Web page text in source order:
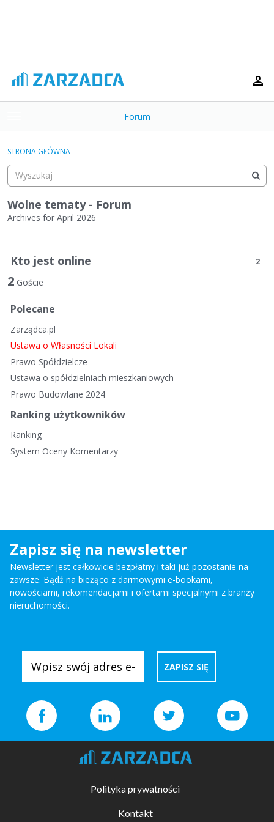
o
g
e
m
e
n
Forum
Kategorie
Dyskusje
Aktywność
STRONA GŁÓWNA
Wolne tematy - Forum
Archives for April 2026
s
t
d
s
k
u
s
n
Kto jest online 2
2 Goście
Polecane
Zarządca.pl
Ustawa o Własności Lokali
Prawo Spółdzielcze
Ustawa o spółdzielniach mieszkaniowych
Prawo Budowlane 2024
Ranking użytkowników
Ranking
System Oceny Komentarzy
Zapisz się na newsletter
Newsletter jest całkowicie bezpłatny i taki już pozostanie na
zawsze. Bądź na bieżąco z darmowymi e-bookami,
nowościami, rekomendacjami i ofertami specjalnymi z branży
nieruchomości.
Polityka prywatności
Kontakt